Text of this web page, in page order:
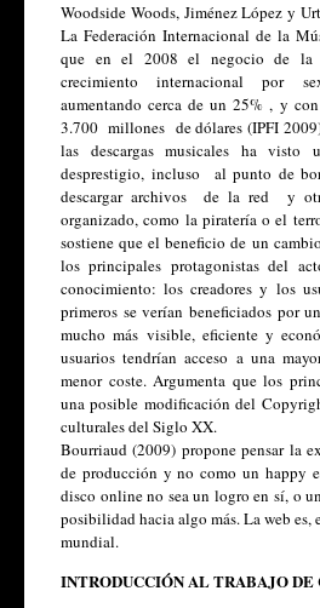
Woodside Woods, Jiménez López y
La Federación Internacional de la
que en el 2008 el negocio de
crecimiento internacional por
aumentando cerca de un 25% , y
3.700  millones  de dólares (IPFI
las descargas musicales ha visto
desprestigio, incluso  al punto de
descargar archivos  de la red  y
organizado, como la piratería o el
sostiene que el beneficio de un
los principales protagonistas del
conocimiento: los creadores y los
primeros se verían beneficiados por
mucho más visible, eficiente y
usuarios tendrían acceso a una
menor coste. Argumenta que los
una posible modificación del
culturales del Siglo XX.
Bourriaud (2009) propone pensar la
de producción y no como un happy
disco online no sea un logro en sí, o
posibilidad hacia algo más. La web es,
mundial.
INTRODUCCIÓN AL TRABAJO DE